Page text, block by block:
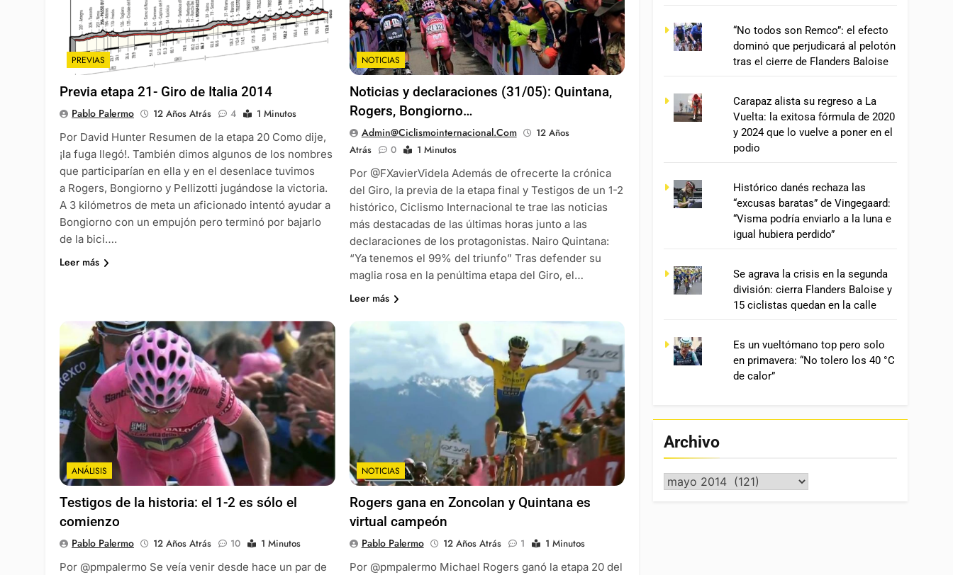
PREVIAS
Previa etapa 21- Giro de Italia 2014
Pablo Palermo 12 Años Atrás 4
1 Minutos
Por David Hunter Resumen de la etapa 20 Como dije,
¡la fuga llegó!. También dimos algunos de los nombres
que participarían en ella y en el desenlace tuvimos
a Rogers, Bongiorno y Pellizotti jugándose la victoria.
A 3 kilómetros de meta un aficionado intentó ayudar a
Bongiorno con un empujón pero terminó por bajarlo
de la bici….
Leer más
NOTICIAS
Noticias y declaraciones (31/05): Quintana,
Rogers, Bongiorno…
Admin@ciclismointernacional.com
12 Años
Atrás
0
1 Minutos
Por @FXavierVidela Además de ofrecerte la crónica
del Giro, la previa de la etapa final y Testigos de un 1-2
histórico, Ciclismo Internacional te trae las noticias
más destacadas de las últimas horas junto a las
declaraciones de los protagonistas. Nairo Quintana:
“Ya tenemos el 99% del triunfo” Tras defender su
maglia rosa en la penúltima etapa del Giro, el…
Leer más
ANÁLISIS
Testigos de la historia: el 1-2 es sólo el
comienzo
Pablo Palermo 12 Años Atrás 10
1 Minutos
Por @pmpalermo Se veía venir desde hace un par de
NOTICIAS
Rogers gana en Zoncolan y Quintana es
virtual campeón
Pablo Palermo 12 Años Atrás 1
1 Minutos
Por @pmpalermo Michael Rogers ganó la etapa 20 del
“No todos son Remco”: el efecto
dominó que perjudicará al pelotón
tras el cierre de Flanders Baloise
Carapaz alista su regreso a La
Vuelta: la exitosa fórmula de 2020
y 2024 que lo vuelve a poner en el
podio
Histórico danés rechaza las
“excusas baratas” de Vingegaard:
“Visma podría enviarlo a la luna e
igual hubiera perdido”
Se agrava la crisis en la segunda
división: cierra Flanders Baloise y
15 ciclistas quedan en la calle
Es un vueltómano top pero solo
en primavera: “No tolero los 40 °C
de calor”
Archivo
Archivo